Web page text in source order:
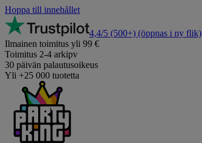
Hoppa till innehållet
4,4/5 (500+) (öppnas i ny flik)
Ilmainen toimitus yli 99 €
Toimitus 2-4 arkipv
30 päivän palautusoikeus
Yli +25 000 tuotetta